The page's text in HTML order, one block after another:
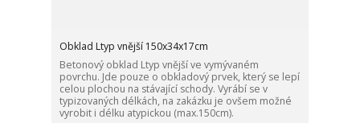
Obklad Ltyp vnější 150x34x17cm
Betonový obklad Ltyp vnější ve vymývaném
povrchu. Jde pouze o obkladový prvek, který se lepí
celou plochou na stávající schody. Vyrábí se v
typizovaných délkách, na zakázku je ovšem možné
vyrobit i délku atypickou (max.150cm).